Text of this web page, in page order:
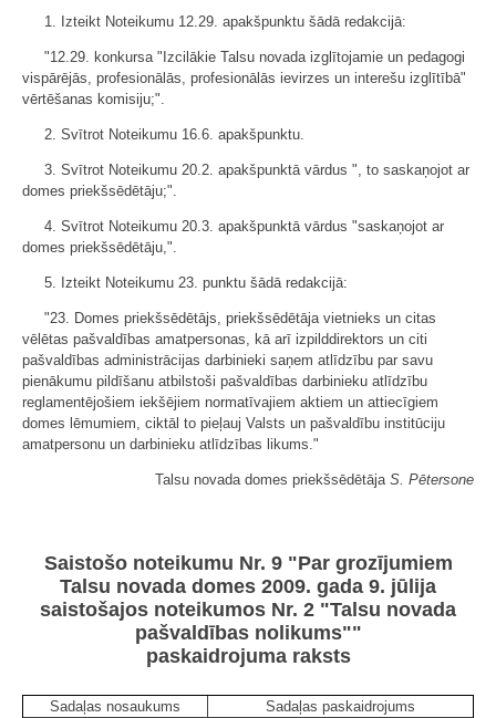
1. Izteikt Noteikumu 12.29. apakšpunktu šādā redakcijā:
"12.29. konkursa "Izcilākie Talsu novada izglītojamie un pedagogi
vispārējās, profesionālās, profesionālās ievirzes un interešu izglītībā"
vērtēšanas komisiju;".
2. Svītrot Noteikumu 16.6. apakšpunktu.
3. Svītrot Noteikumu 20.2. apakšpunktā vārdus ", to saskaņojot ar
domes priekšsēdētāju;".
4. Svītrot Noteikumu 20.3. apakšpunktā vārdus "saskaņojot ar
domes priekšsēdētāju,".
5. Izteikt Noteikumu 23. punktu šādā redakcijā:
"23. Domes priekšsēdētājs, priekšsēdētāja vietnieks un citas
vēlētas pašvaldības amatpersonas, kā arī izpilddirektors un citi
pašvaldības administrācijas darbinieki saņem atlīdzību par savu
pienākumu pildīšanu atbilstoši pašvaldības darbinieku atlīdzību
reglamentējošiem iekšējiem normatīvajiem aktiem un attiecīgiem
domes lēmumiem, ciktāl to pieļauj Valsts un pašvaldību institūciju
amatpersonu un darbinieku atlīdzības likums."
Talsu novada domes priekšsēdētāja S. Pētersone
Saistošo noteikumu Nr. 9 "Par grozījumiem
Talsu novada domes 2009. gada 9. jūlija
saistošajos noteikumos Nr. 2 "Talsu novada
pašvaldības nolikums""
paskaidrojuma raksts
Sadaļas nosaukums
Sadaļas paskaidrojums